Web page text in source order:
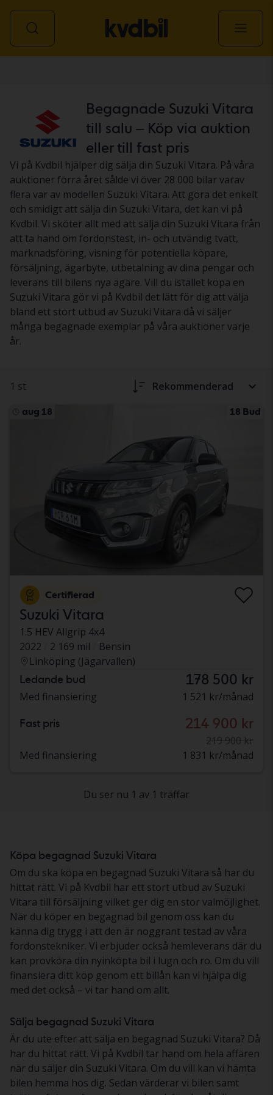
Begagnade Suzuki Vitara
till salu – Köp via auktion
eller till fast pris
Vi på Kvdbil hjälper dig sälja din Suzuki Vitara. På våra
auktioner förra året sålde vi över 28 000 bilar varav
flera var av modellen Suzuki Vitara. Att göra det enkelt
och smidigt att sälja din Suzuki Vitara, det kan vi på
Kvdbil. Vi sköter allt med att sälja din Suzuki Vitara från
att ta hand om fordonstest, in- och utvändig tvätt,
marknadsföring, visning för potentiella köpare,
försäljning, ägarbyte, utbetalning av dina pengar och
leverans till bilens nya ägare. Vill du istället köpa en
Suzuki Vitara gör vi på Kvdbil det lätt för dig att välja
bland ett stort utbud av Suzuki Vitara då vi säljer
många begagnade exemplar på våra auktioner varje
år.
1 st Rekommenderad
aug 18 18 Bud
Certifierad
Suzuki Vitara
1.5 HEV Allgrip 4x4
2022
2 169 mil
Bensin
Linköping (Jägarvallen)
Ledande bud 178 500 kr
Med finansiering 1 521 kr/månad
Fast pris 214 900 kr
219 900 kr
Med finansiering
1 831 kr/månad
Du ser nu 1 av 1 träffar
Köpa begagnad Suzuki Vitara
Om du ska köpa en begagnad Suzuki Vitara så har du
hittat rätt. Vi på Kvdbil har ett stort utbud av Suzuki
Vitara till försäljning vilket ger dig en stor valmöjlighet.
När du köper en begagnad bil genom oss kan du
känna dig trygg i att den är noggrant testad av våra
fordonstekniker. Vi erbjuder också hemleverans där du
kan provköra din nyinköpta bil i lugn och ro. Om du vill
finansiera ditt köp genom ett billån kan vi hjälpa dig
med det också – vi tar hand om allt.
Sälja begagnad Suzuki Vitara
Är du ute efter att sälja en begagnad Suzuki Vitara? Då
har du hittat rätt. Vi på Kvdbil tar hand om hela affären
när du säljer din Suzuki Vitara. Om du vill kan vi hämta
bilen hemma hos dig. Sedan värderar vi bilen samt